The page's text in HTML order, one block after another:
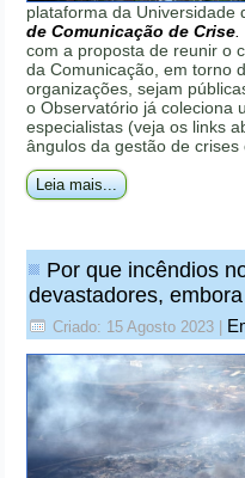
plataforma da
de Comunicação de Crise
com a proposta de reunir o
da Comunicação, em torno
organizações, sejam
o Observatório já coleciona
especialistas (veja os links
ângulos da gestão de crises
Leia mais...
Por que incêndios
devastadores, embora
Criado: 15 Agosto 2023